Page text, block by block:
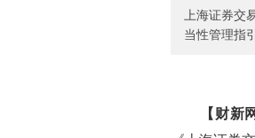
上海证券交
当性管理指
【财新